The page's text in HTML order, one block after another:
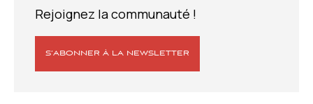
Rejoignez la communauté !
S’ABONNER À LA NEWSLETTER